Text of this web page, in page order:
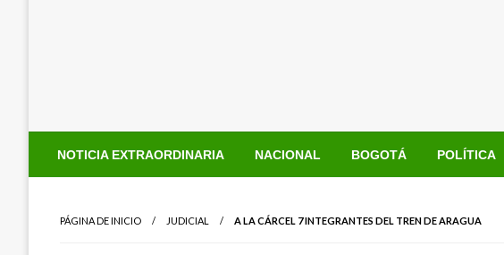
NOTICIA EXTRAORDINARIA NACIONAL BOGOTÁ POLÍTICA
PÁGINA DE INICIO JUDICIAL A LA CÁRCEL 7 INTEGRANTES DEL TREN DE ARAGUA